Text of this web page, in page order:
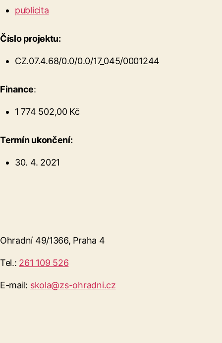
publicita
Číslo projektu:
CZ.07.4.68/0.0/0.0/17_045/0001244
Finance:
1 774 502,00 Kč
Termín ukončení:
30. 4. 2021
Ohradní 49/1366, Praha 4
Tel.: 261 109 526
E-mail: skola@zs-ohradni.cz